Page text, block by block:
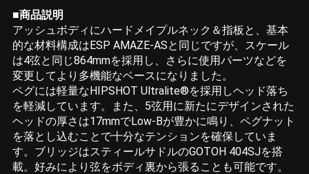
■商品説明
アッシュボディにハードメイプルネック＆指板と、基本
的な材料構成はESP AMAZE-ASと同じですが、スケール
は4弦と同じ864mmを採用し、さらに使用パーツなどを
変更してより多機能なベースになりました。
ペグには軽量なHIPSHOT Ultralite®を採用しヘッド落ち
を軽減しています。また、5弦用に新たにデザインされた
ヘッドの厚さは17mmでLow-Bが豊かに鳴り、ペグナット
を落とし込むことで十分なテンションを確保していま
す。ブリッジはスティールサドルのGOTOH 404SJを搭
載。好みにより弦をボディ裏から張ることも可能です。